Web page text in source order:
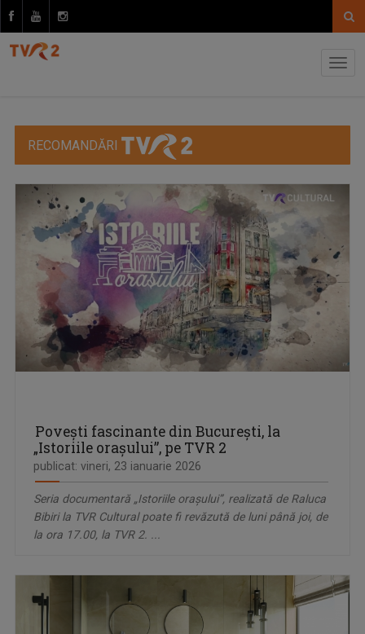
RECOMANDĂRI
Poveşti fascinante din Bucureşti, la
„Istoriile oraşului”, pe TVR 2
publicat: vineri, 23 ianuarie 2026
Seria documentară „Istoriile oraşului”, realizată de Raluca
Bibiri la TVR Cultural poate fi revăzută de luni până joi, de
la ora 17.00, la TVR 2. ...